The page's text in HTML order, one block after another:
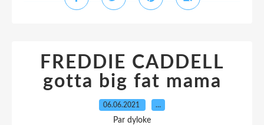
FREDDIE CADDELL
gotta big fat mama
06.06.2021 …
Par dyloke